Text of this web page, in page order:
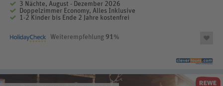
3 Nächte, August - Dezember 2026
Doppelzimmer Economy, Alles Inklusive
1-2 Kinder bis Ende 2 Jahre kostenfrei
Weiterempfehlung 91%